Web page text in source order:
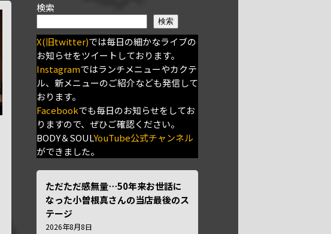
検索
検索
X(旧twitter)では毎日の細かなライブの
お知らせをツイートしております。
Instagramではランチメニューやカクテ
ル、新メニューのご紹介なども発信して
おります。
Facebookでも毎日のお知らせをしてお
りますので、ぜひご確認ください。
BODY＆SOULYouTube公式チャンネル
ができました。
ただただ感無量⋯50年来お世話に
なった小曽根真さんの当店最後のス
テージ
2026年8月8日